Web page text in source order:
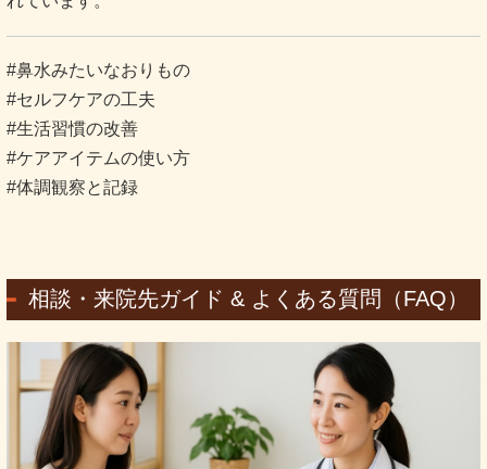
#鼻水みたいなおりもの
#セルフケアの工夫
#生活習慣の改善
#ケアアイテムの使い方
#体調観察と記録
相談・来院先ガイド & よくある質問（FAQ）